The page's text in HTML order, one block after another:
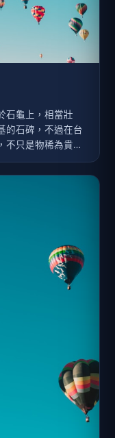
石龜上，相當壯
的石碑，不過在台
不只是物稀為貴，
史 ─ 林爽文事變，
義」，為全台地名